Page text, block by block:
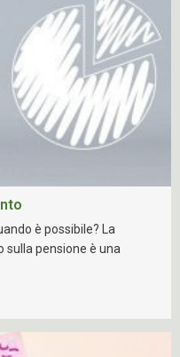
è possibile? La
sulla pensione è una